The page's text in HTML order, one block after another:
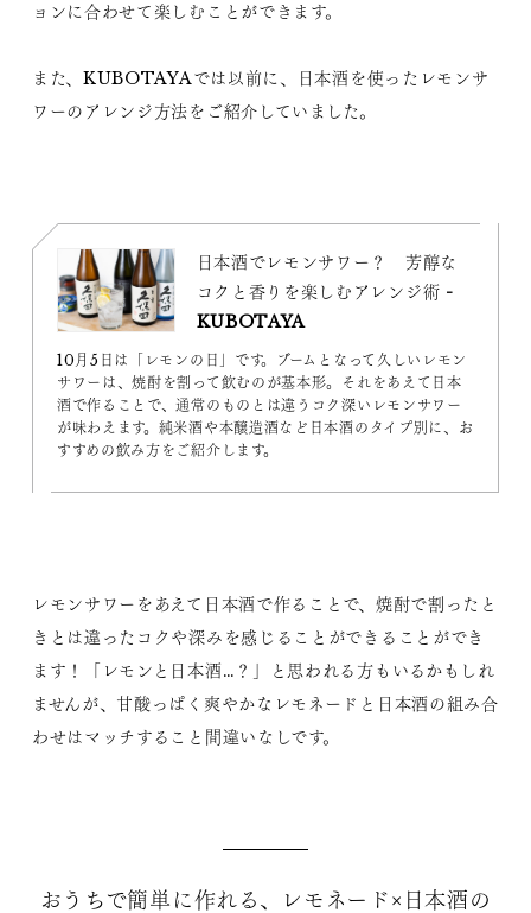
ョンに合わせて楽しむことができます。
また、KUBOTAYAでは以前に、日本酒を使ったレモンサ
ワーのアレンジ方法をご紹介していました。
日本酒でレモンサワー？ 芳醇な
コクと香りを楽しむアレンジ術 -
KUBOTAYA
10月5日は「レモンの日」です。ブームとなって久しいレモン
サワーは、焼酎を割って飲むのが基本形。それをあえて日本
酒で作ることで、通常のものとは違うコク深いレモンサワー
が味わえます。純米酒や本醸造酒など日本酒のタイプ別に、お
すすめの飲み方をご紹介します。
レモンサワーをあえて日本酒で作ることで、焼酎で割ったと
きとは違ったコクや深みを感じることができることができ
ます！「レモンと日本酒…？」と思われる方もいるかもしれ
ませんが、甘酸っぱく爽やかなレモネードと日本酒の組み合
わせはマッチすること間違いなしです。
おうちで簡単に作れる、レモネード×日本酒の